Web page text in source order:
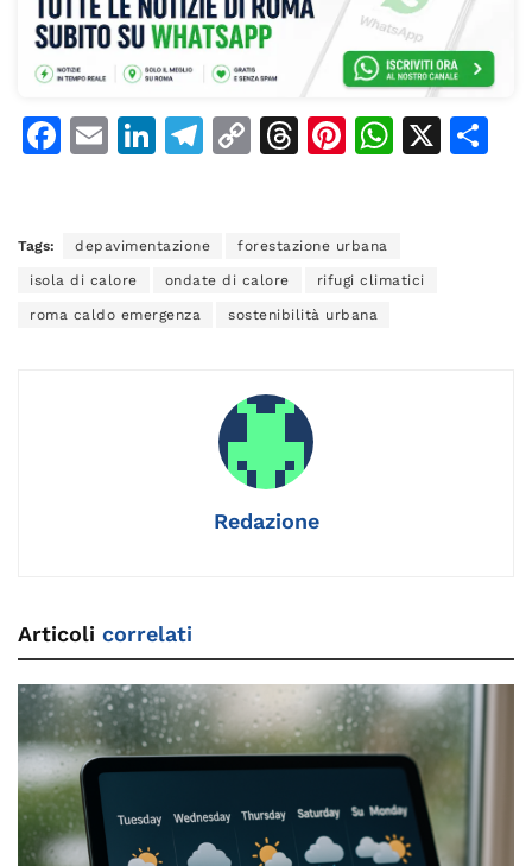
F
e
b
o
E
l
Li
e
dI
n
T
gr
a
m
C
y
Li
n
T
a
d
s
Pi
re
st
W
A
X
Tags: depavimentazione forestazione urbana
isola di calore ondate di calore rifugi climatici
roma caldo emergenza sostenibilità urbana
Redazione
Articoli correlati